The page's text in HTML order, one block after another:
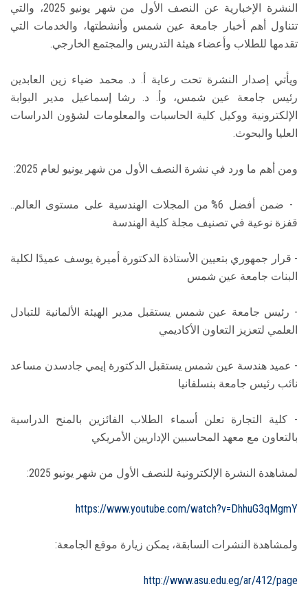
النشرة الإخبارية عن النصف الأول من شهر يونيو 2025، والتي
تتناول أهم أخبار جامعة عين شمس وأنشطتها، والخدمات التي
تقدمها للطلاب وأعضاء هيئة التدريس والمجتمع الخارجي.
ويأتي إصدار النشرة تحت رعاية أ. د. محمد ضياء زين العابدين
رئيس جامعة عين شمس، وأ. د. رشا إسماعيل مدير البوابة
الإلكترونية ووكيل كلية الحاسبات والمعلومات لشؤون الدراسات
العليا والبحوث.
ومن أهم ما ورد في نشرة النصف الأول من شهر يونيو لعام 2025:
- ضمن أفضل 6% من المجلات الهندسية على مستوى العالم..
قفزة نوعية في تصنيف مجلة كلية الهندسة
- قرار جمهوري بتعيين الأستاذة الدكتورة أميرة يوسف عميدًا لكلية
البنات جامعة عين شمس
- رئيس جامعة عين شمس يستقبل مدير الهيئة الألمانية للتبادل
العلمي لتعزيز التعاون الأكاديمي
- عميد هندسة عين شمس يستقبل الدكتورة إيمي جادسدن مساعد
نائب رئيس جامعة بنسلفانيا
- كلية التجارة تعلن أسماء الطلاب الفائزين بالمنح الدراسية
بالتعاون مع معهد المحاسبين الإداريين الأمريكي
لمشاهدة النشرة الإلكترونية للنصف الأول من شهر يونيو 2025:
https://www.youtube.com/watch?v=DhhuG3qMgmY
ولمشاهدة النشرات السابقة، يمكن زيارة موقع الجامعة:
http://www.asu.edu.eg/ar/412/page